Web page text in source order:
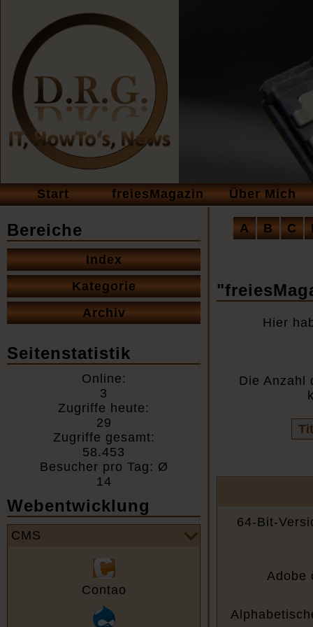
Navigation
überspringen
Start freiesMagazin Über Mich
Navigation
A B C
Hier
Die Anzahl
64-Bit-
Adobe
Bereiche
Navigation
überspringen
Index
Kategorie
Archiv
Seitenstatistik
Online:
3
Zugriffe heute:
29
Zugriffe gesamt:
58.453
Besucher pro Tag: Ø
14
Webentwicklung
CMS
Contao